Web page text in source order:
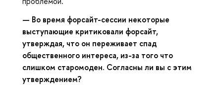
— Во время форсайт-сессии некоторые
выступающие критиковали форсайт,
утверждая, что он переживает спад
общественного интереса, из-за того что
слишком старомоден. Согласны ли вы с этим
утверждением?